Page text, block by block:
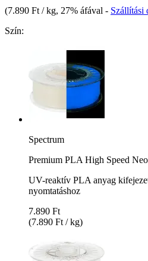
(7.890 Ft / kg, 27% áfával - Szállítási
Szín:
Spectrum
Premium PLA High Speed
UV-reaktív PLA anyag
nyomtatáshoz
7.890 Ft
(7.890 Ft / kg)